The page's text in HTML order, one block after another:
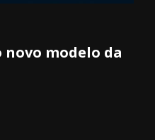
novo modelo da